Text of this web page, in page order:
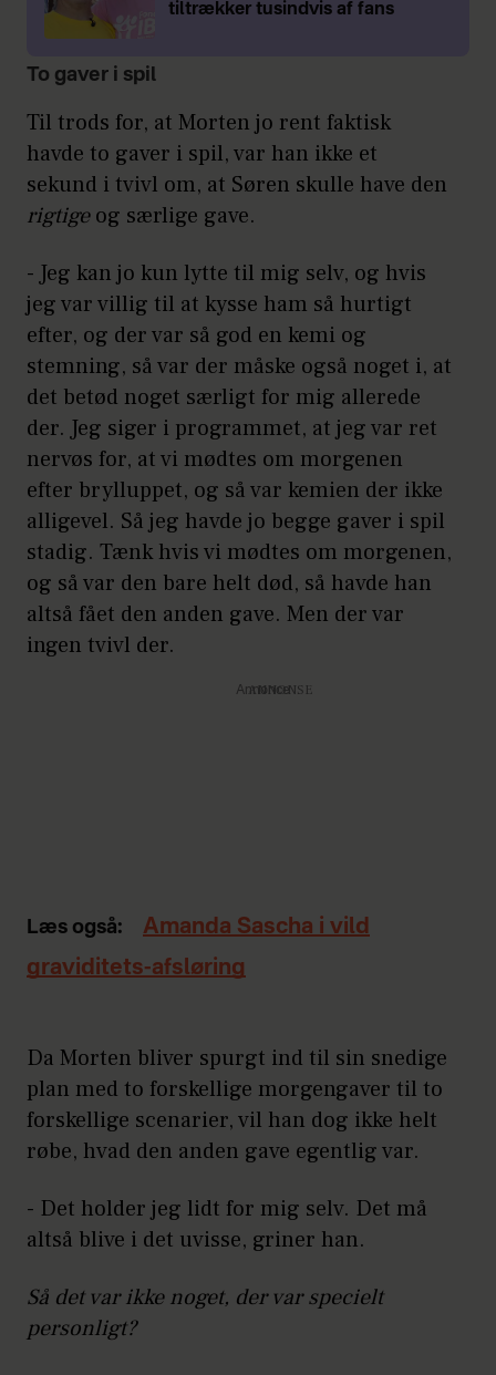
tiltrækker tusindvis af fans
To gaver i spil
Til trods for, at Morten jo rent faktisk
havde to gaver i spil, var han ikke et
sekund i tvivl om, at Søren skulle have den
rigtigeog særlige gave.
- Jeg kan jo kun lytte til mig selv, og hvis
jeg var villig til at kysse ham så hurtigt
efter, og der var så god en kemi og
stemning, så var der måske også noget i, at
det betød noget særligt for mig allerede
der. Jeg siger i programmet, at jeg var ret
nervøs for, at vi mødtes om morgenen
efter brylluppet, og så var kemien der ikke
alligevel. Så jeg havde jo begge gaver i spil
stadig. Tænk hvis vi mødtes om morgenen,
og så var den bare helt død, så havde han
altså fået den anden gave. Men der var
ingen tvivl der.
Annonce
Læs også:
Amanda Sascha i vild
graviditets-afsløring
Da Morten bliver spurgt ind til sin snedige
plan med to forskellige morgengaver til to
forskellige scenarier, vil han dog ikke helt
røbe, hvad den anden gave egentlig var.
- Det holder jeg lidt for mig selv. Det må
altså blive i det uvisse, griner han.
Så det var ikke noget, der var specielt
personligt?